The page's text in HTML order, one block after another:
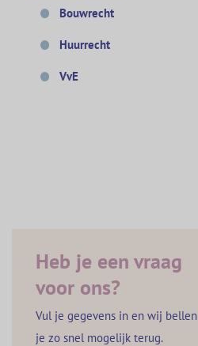
Bouwrecht
Huurrecht
VvE
Heb je een vraag
voor ons?
Vul je gegevens in en wij bellen
je zo snel mogelijk terug.